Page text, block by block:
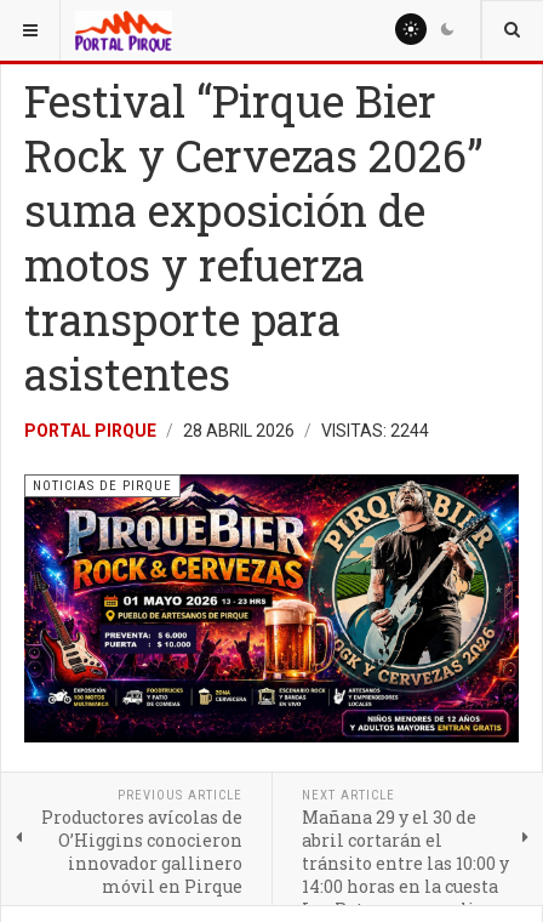
ESTÁ AQUÍ: NOTICIAS
Festival “Pirque Bier
Rock y Cervezas 2026”
suma exposición de
motos y refuerza
transporte para
asistentes
PORTAL PIRQUE 28 ABRIL 2026 VISITAS: 2244
NOTICIAS DE PIRQUE
PREVIOUS ARTICLE
Productores avícolas de
O’Higgins conocieron
innovador gallinero
móvil en Pirque
NEXT ARTICLE
Mañana 29 y el 30 de
abril cortarán el
tránsito entre las 10:00 y
14:00 horas en la cuesta
Los Ratones por peligro